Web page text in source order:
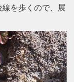
を歩くので、展